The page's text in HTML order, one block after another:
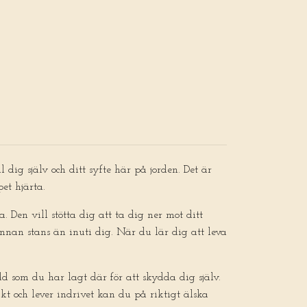
själv och ditt syfte här på jorden. Det är
hjärta.
Den vill stötta dig att ta dig ner mot ditt
stans än inuti dig. När du lär dig att leva
som du har lagt där för att skydda dig själv.
och lever indrivet kan du på riktigt älska